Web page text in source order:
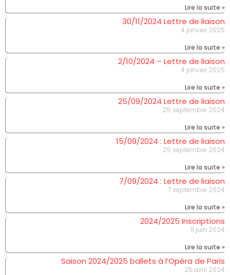
Lire la suite »
30/11/2024 Lettre de liaison
4 janvier 2025
Lire la suite »
2/10/2024 – Lettre de liaison
4 janvier 2025
Lire la suite »
25/09/2024 Lettre de liaison
25 septembre 2024
Lire la suite »
15/09/2024 : Lettre de liaison
25 septembre 2024
Lire la suite »
7/09/2024 : Lettre de liaison
7 septembre 2024
Lire la suite »
2024/2025 Inscriptions
11 juin 2024
Lire la suite »
Saison 2024/2025 ballets à l’Opéra de Paris
25 avril 2024